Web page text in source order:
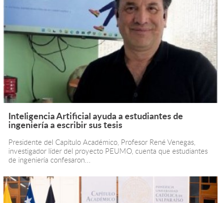
Inteligencia Artificial ayuda a estudiantes de
ingeniería a escribir sus tesis
Presidente del Capítulo Académico, Profesor René Venegas,
investigador líder del proyecto PEUMO, cuenta que estudiantes
de ingeniería confesaron...